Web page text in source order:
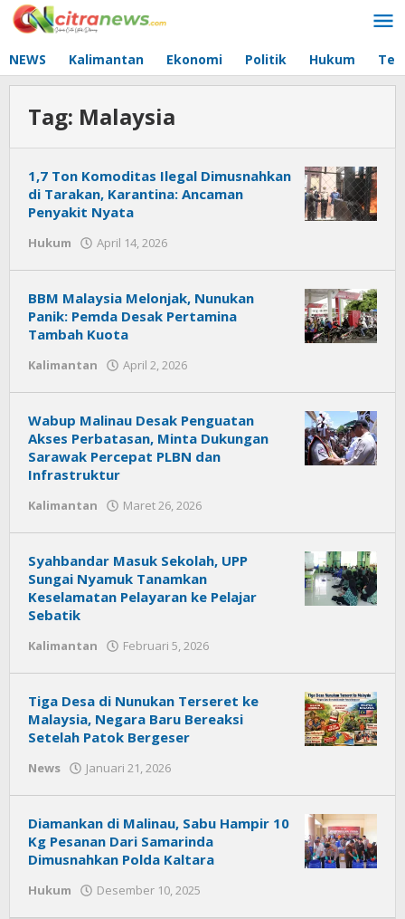
Lewati
ke
NEWS Kalimantan Ekonomi Politik Hukum
Tag: Malaysia
1,7 Ton Komoditas Ilegal Dimusnahkan
di Tarakan, Karantina: Ancaman
Penyakit Nyata
Hukum April 14, 2026
BBM Malaysia Melonjak, Nunukan
Panik: Pemda Desak Pertamina
Tambah Kuota
Kalimantan April 2, 2026
Wabup Malinau Desak Penguatan
Akses Perbatasan, Minta Dukungan
Sarawak Percepat PLBN dan
Infrastruktur
Kalimantan Maret 26, 2026
Syahbandar Masuk Sekolah, UPP
Sungai Nyamuk Tanamkan
Keselamatan Pelayaran ke Pelajar
Sebatik
Kalimantan Februari 5, 2026
Tiga Desa di Nunukan Terseret ke
Malaysia, Negara Baru Bereaksi
Setelah Patok Bergeser
News Januari 21, 2026
Diamankan di Malinau, Sabu Hampir 10
Kg Pesanan Dari Samarinda
Dimusnahkan Polda Kaltara
Hukum Desember 10, 2025